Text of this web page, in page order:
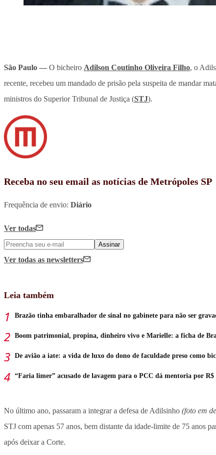
São Paulo — O bicheiro Adilson Coutinho Oliveira Filho, o
recente, recebeu um mandado de prisão pela suspeita de mandar
ministros do Superior Tribunal de Justiça (STJ).
Receba no seu email as notícias de Metrópoles SP
Frequência de envio: Diário
Ver todas
Assinar
Ver todas as newsletters
Leia também
Brazão tinha embaralhador de sinal no gabinete para não ser
Boom patrimonial, propina, dinheiro vivo e Marielle: a ficha de
De avião a iate: a vida de luxo do dono de faculdade preso como
“Faria limer” acusado de lavagem para o PCC dá mentoria por R$
No último ano, passaram a integrar a defesa de Adilsinho (foto em
STJ com apenas 57 anos, bem distante da idade-limite de 75 anos
após deixar a Corte.